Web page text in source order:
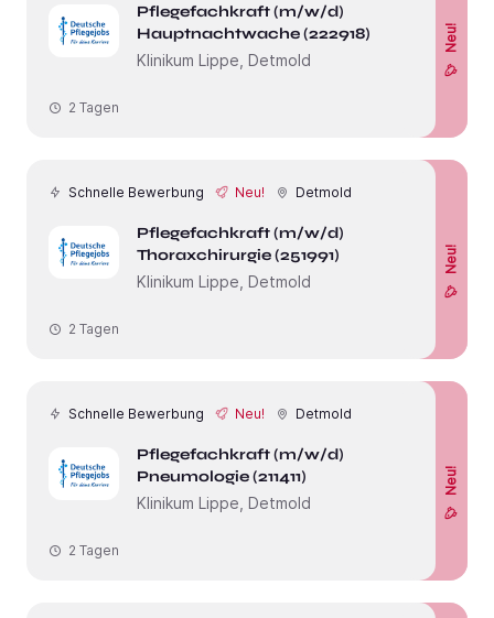
Pflegefachkraft (m/w/d)
Hauptnachtwache (222918)
Klinikum Lippe, Detmold
Neu!
2 Tagen
Schnelle Bewerbung Neu! Detmold
Pflegefachkraft (m/w/d)
Thoraxchirurgie (251991)
Klinikum Lippe, Detmold
Neu!
2 Tagen
Schnelle Bewerbung Neu! Detmold
Pflegefachkraft (m/w/d)
Pneumologie (211411)
Klinikum Lippe, Detmold
Neu!
2 Tagen